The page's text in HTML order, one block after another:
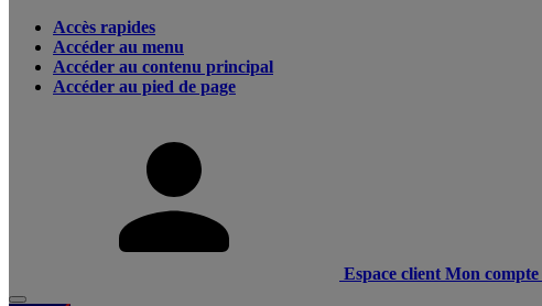
Accès rapides
Accéder au menu
Accéder au contenu principal
Accéder au pied de page
Espace client Mon compte